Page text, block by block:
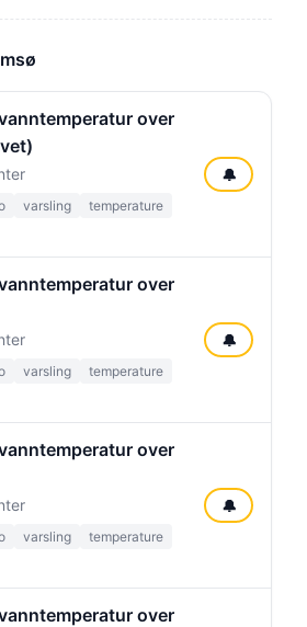
over
varsling
temperature
🔔
over
varsling
temperature
🔔
over
varsling
temperature
🔔
over